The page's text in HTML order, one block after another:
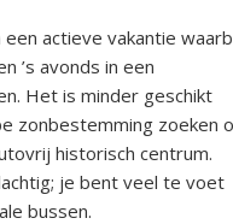
actieve vakantie
’s avonds in een
Het is minder geschikt
zonbestemming zoeken
historisch centrum.
je bent veel te voet
bussen.